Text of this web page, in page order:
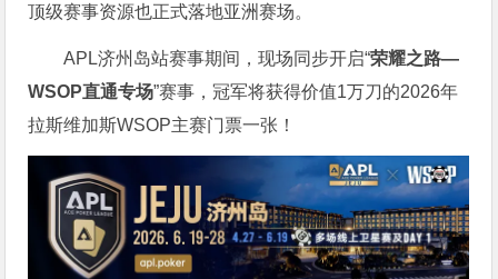
顶级赛事资源也正式落地亚洲赛场。
APL济州岛站赛事期间，现场同步开启“荣耀之路—
WSOP直通专场”赛事，冠军将获得价值1万刀的2026年
拉斯维加斯WSOP主赛门票一张！